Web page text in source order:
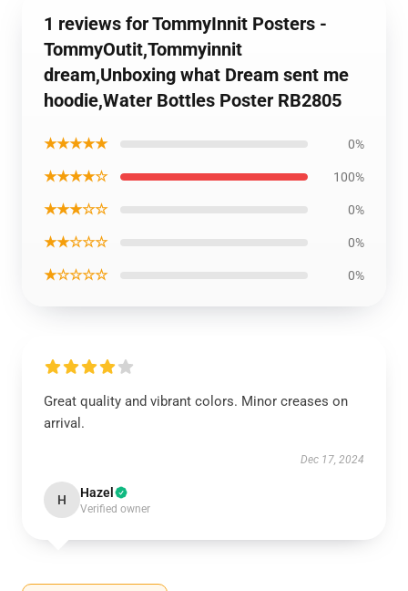
1 reviews for TommyInnit Posters -
TommyOutit,Tommyinnit
dream,Unboxing what Dream sent me
hoodie,Water Bottles Poster RB2805
★★★★★ 0%
★★★★☆ 100%
★★★☆☆ 0%
★★☆☆☆ 0%
★☆☆☆☆ 0%
Great quality and vibrant colors. Minor creases on
arrival.
Dec 17, 2024
H Hazel
Verified owner